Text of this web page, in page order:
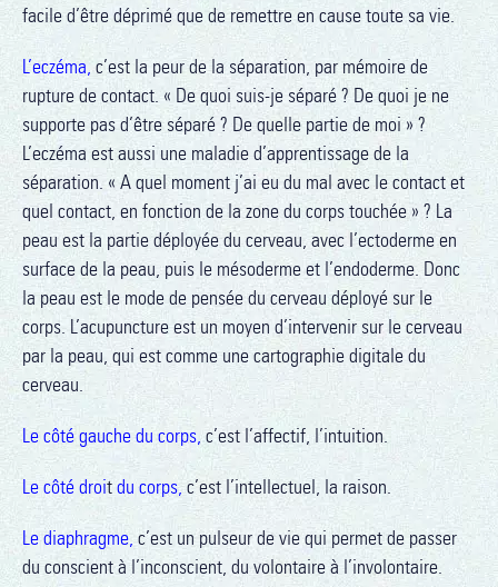
facile d’être déprimé que de remettre en cause toute sa vie.
L’eczéma,c’est la peur de la séparation, par mémoire de
rupture de contact. « De quoi suis-je séparé ? De quoi je ne
supporte pas d’être séparé ? De quelle partie de moi » ?
L’eczéma est aussi une maladie d’apprentissage de la
séparation. « A quel moment j’ai eu du mal avec le contact et
quel contact, en fonction de la zone du corps touchée » ? La
peau est la partie déployée du cerveau, avec l’ectoderme en
surface de la peau, puis le mésoderme et l’endoderme. Donc
la peau est le mode de pensée du cerveau déployé sur le
corps. L’acupuncture est un moyen d’intervenir sur le cerveau
par la peau, qui est comme une cartographie digitale du
cerveau.
Le côté gauche du corps, c’est l’affectif, l’intuition.
Le côté droitdu corps,c’est l’intellectuel, la raison.
Le diaphragme, c’est un pulseur de vie qui permet de passer
du conscient à l’inconscient, du volontaire à l’involontaire.